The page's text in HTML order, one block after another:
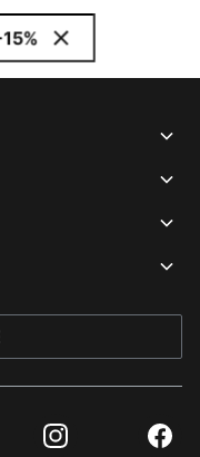
Instagram